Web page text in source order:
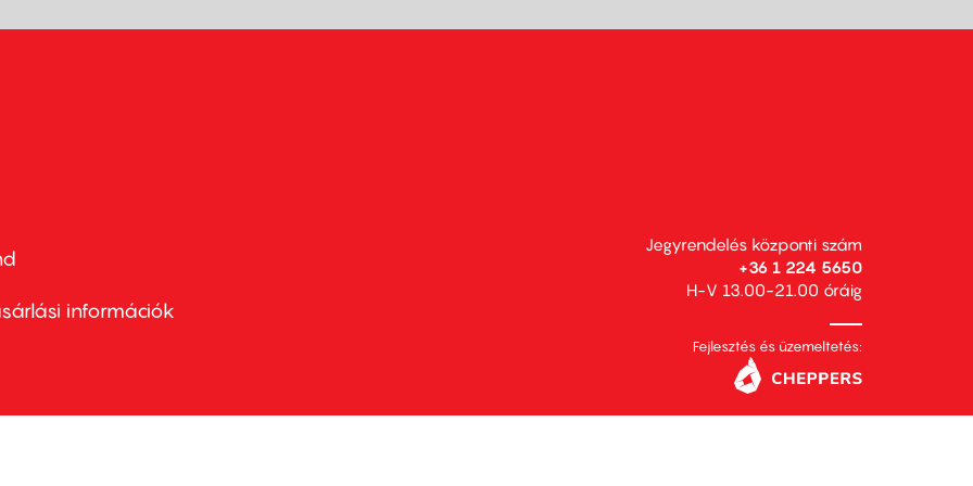
információk
Jegyrendelés központi szám
+36 1 224 5650
H-V 13.00-21.00 óráig
Fejlesztés és üzemeltetés: